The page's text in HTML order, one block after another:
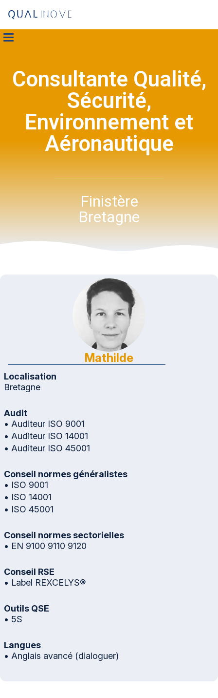
Consultante Qualité,
Sécurité,
Environnement et
Aéronautique
Finistère
Bretagne
Mathilde
Localisation
Bretagne
Audit
• Auditeur ISO 9001
• Auditeur ISO 14001
• Auditeur ISO 45001
Conseil normes généralistes
• ISO 9001
• ISO 14001
• ISO 45001
Conseil normes sectorielles
• EN 9100 9110 9120
Conseil RSE
• Label REXCELYS®
Outils QSE
• 5S
Langues
• Anglais avancé (dialoguer)